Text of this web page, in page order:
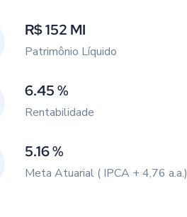
R$ 152 MI
Patrimônio Líquido
6.45 %
Rentabilidade
5.16 %
Meta Atuarial ( IPCA + 4,76 a.a.)